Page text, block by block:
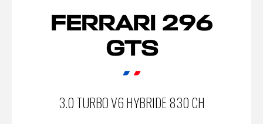
FERRARI 296
GTS
3.0 TURBO V6 HYBRIDE 830 CH